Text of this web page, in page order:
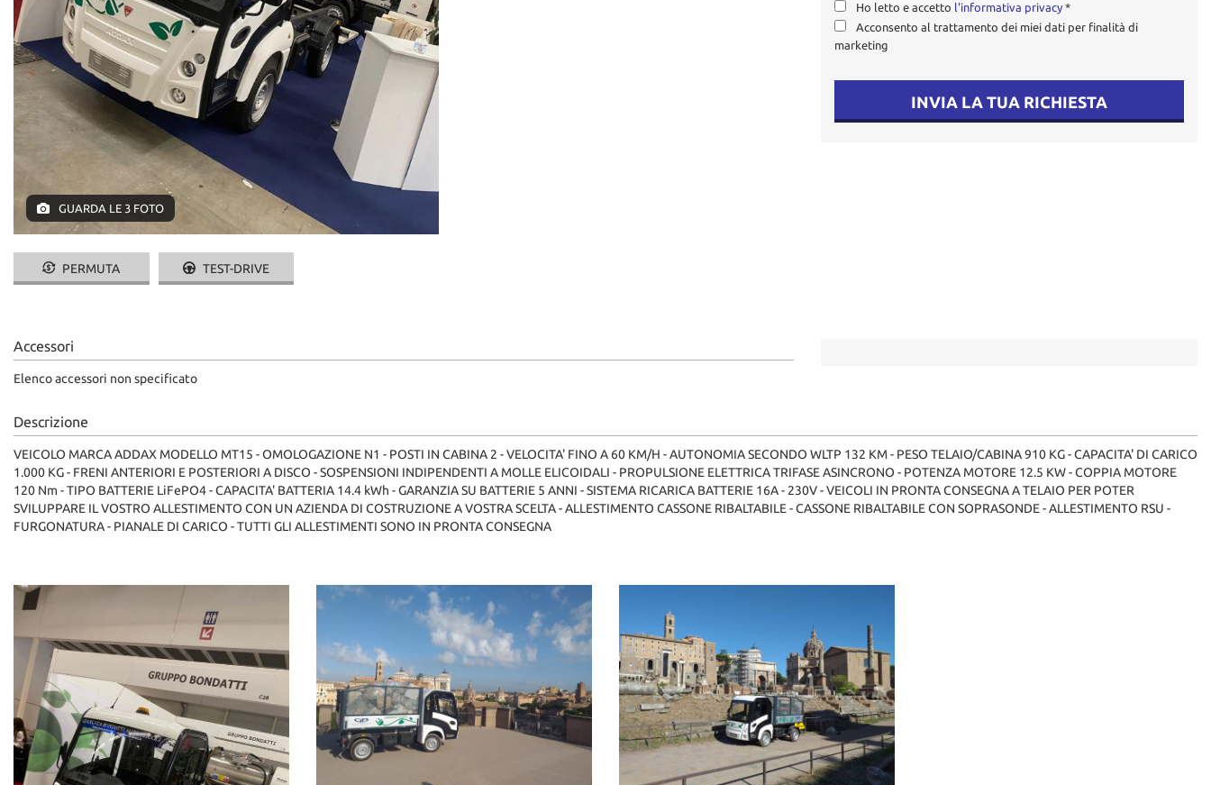
AREA COMMERCIANTI
GUARDA LE 3 FOTO
PERMUTA TEST-DRIVE
Ho letto e accetto l'informativa privacy *
Acconsento al trattamento dei miei dati per finalità di
marketing
INVIA LA TUA RICHIESTA
Accessori
Elenco accessori non specificato
Descrizione
VEICOLO MARCA ADDAX MODELLO MT15 - OMOLOGAZIONE N1 - POSTI IN CABINA 2 - VELOCITA' FINO A 60 KM/H - AUTONOMIA SECONDO WLTP 132 KM - PESO TELAIO/CABINA 910 KG - CAPACITA' DI CARICO
1.000 KG - FRENI ANTERIORI E POSTERIORI A DISCO - SOSPENSIONI INDIPENDENTI A MOLLE ELICOIDALI - PROPULSIONE ELETTRICA TRIFASE ASINCRONO - POTENZA MOTORE 12.5 KW - COPPIA MOTORE
120 Nm - TIPO BATTERIE LiFePO4 - CAPACITA' BATTERIA 14.4 kWh - GARANZIA SU BATTERIE 5 ANNI - SISTEMA RICARICA BATTERIE 16A - 230V - VEICOLI IN PRONTA CONSEGNA A TELAIO PER POTER
SVILUPPARE IL VOSTRO ALLESTIMENTO CON UN AZIENDA DI COSTRUZIONE A VOSTRA SCELTA - ALLESTIMENTO CASSONE RIBALTABILE - CASSONE RIBALTABILE CON SOPRASONDE - ALLESTIMENTO RSU -
FURGONATURA - PIANALE DI CARICO - TUTTI GLI ALLESTIMENTI SONO IN PRONTA CONSEGNA